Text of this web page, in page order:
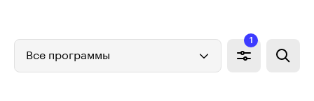
Все программы
1